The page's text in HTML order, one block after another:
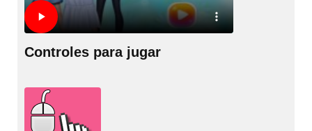
Controles para jugar